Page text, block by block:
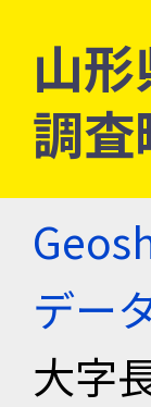
山
調
デー
大字